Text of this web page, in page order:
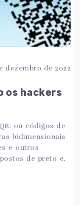
dezembro de 2022
os hackers
ou códigos de
bidimensionais
e outros
de preto e.